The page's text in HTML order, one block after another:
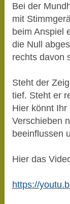
Bei der
mit
beim Anspiel
die Null
rechts davon
Steht der
tief. Steht er
Hier könnt
Verschieben
beeinflussen
Hier das
https://